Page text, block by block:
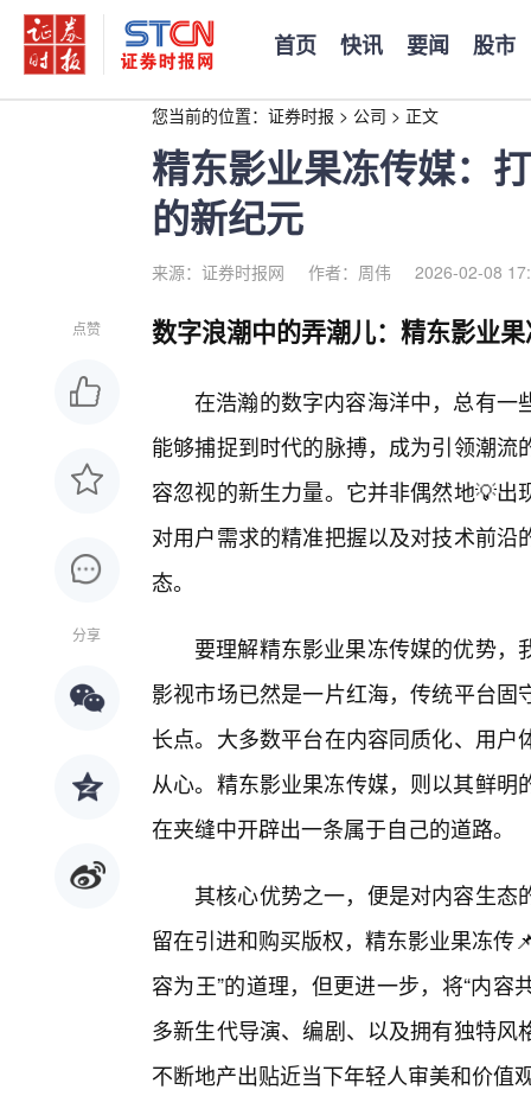
首页 快讯 要闻 股市
您当前的位置： 证券时报 > 公司 > 正文
精东影业果冻传媒：
的新纪元
来源：证券时报网 作者：周伟 2026-02-08
点赞
分享
数字浪潮中的弄潮儿：精东影业
在浩瀚的数字内容海洋中，总有一
能够捕捉到时代的脉搏，成为引领潮
容忽视的新生力量。它并非偶然地💡
对用户需求的精准把握以及对技术前
态。
要理解精东影业果冻传媒的优势
影视市场已然是一片红海，传统平台
长点。大多数平台在内容同质化、用
从心。精东影业果冻传媒，则以其鲜明
在夹缝中开辟出一条属于自己的道路。
其核心优势之一，便是对内容生
留在引进和购买版权，精东影业果冻传
容为王”的道理，但更进一步，将“内容
多新生代导演、编剧、以及拥有独特
不断地产出贴近当下年轻人审美和价值